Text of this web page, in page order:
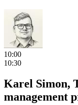
10:00
10:30
Karel Simon,
management